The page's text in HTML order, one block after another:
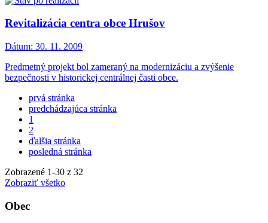
Revitalizácia centra obce Hrušov
Dátum: 30. 11. 2009
Predmetný projekt bol zameraný na modernizáciu a zvýšenie
bezpečnosti v historickej centrálnej časti obce.
prvá stránka
predchádzajúca stránka
1
2
ďalšia stránka
posledná stránka
Zobrazené 1-30 z 32
Zobraziť všetko
Obec